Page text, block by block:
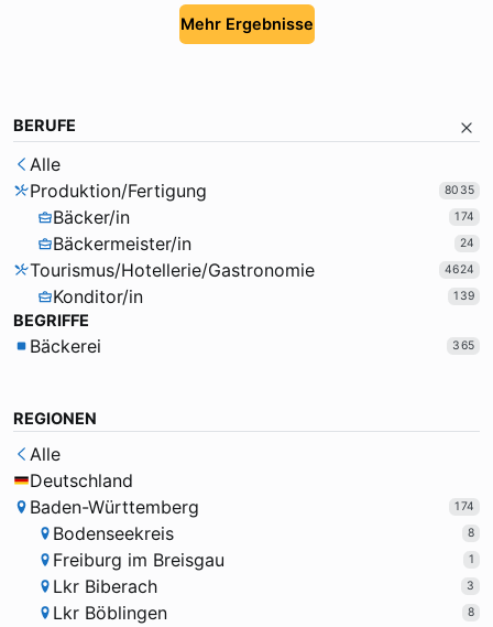
Mehr Ergebnisse
BERUFE
Alle
Produktion/Fertigung
8035
Bäcker/in 174
Bäckermeister/in 24
Tourismus/Hotellerie/Gastronomie 4624
Konditor/in 139
BEGRIFFE
Bäckerei 365
REGIONEN
Alle
Deutschland
Baden-Württemberg
174
Bodenseekreis 8
Freiburg im Breisgau 1
Lkr Biberach 3
Lkr Böblingen 8